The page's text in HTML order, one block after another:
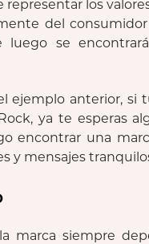
representar los
del
luego se
ejemplo anterior, si
ya te esperas
encontrar una
y mensajes
marca siempre